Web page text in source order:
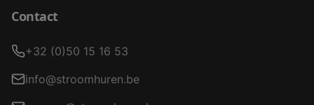
Contact
+32 (0)50 15 16 53
info@stroomhuren.be